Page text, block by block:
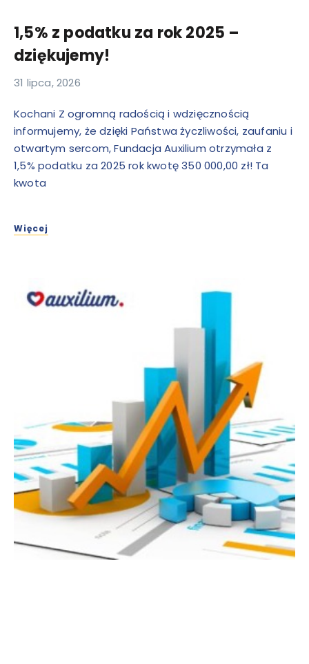
1,5% z podatku za rok 2025 –
dziękujemy!
31 lipca, 2026
Kochani Z ogromną radością i wdzięcznością
informujemy, że dzięki Państwa życzliwości, zaufaniu i
otwartym sercom, Fundacja Auxilium otrzymała z
1,5% podatku za 2025 rok kwotę 350 000,00 zł! Ta
kwota
Więcej